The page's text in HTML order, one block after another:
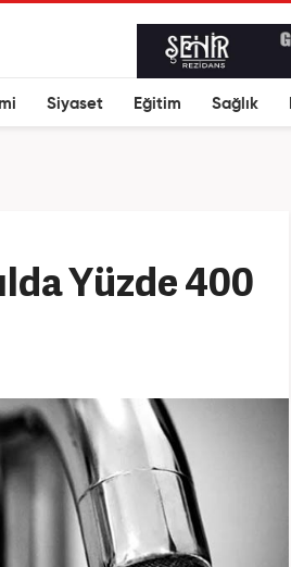
Siyaset Eğitim Sağlık
Yüzde 400